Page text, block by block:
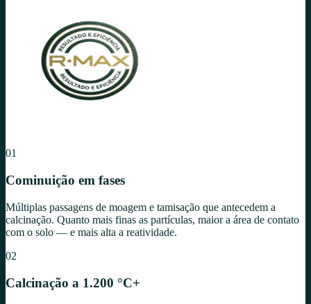
01
Cominuição em fases
Múltiplas passagens de moagem e tamisação que antecedem a
calcinação. Quanto mais finas as partículas, maior a área de contato
com o solo — e mais alta a reatividade.
02
Calcinação a 1.200 °C+